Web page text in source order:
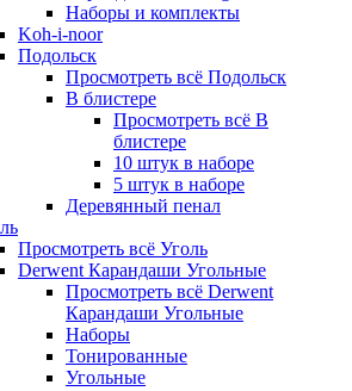
Наборы и комплекты
Koh-i-noor
Подольск
Просмотреть всё Подольск
В блистере
Просмотреть всё В
блистере
10 штук в наборе
5 штук в наборе
Деревянный пенал
Просмотреть всё Уголь
Derwent Карандаши Угольные
Просмотреть всё Derwent
Карандаши Угольные
Наборы
Тонированные
Угольные